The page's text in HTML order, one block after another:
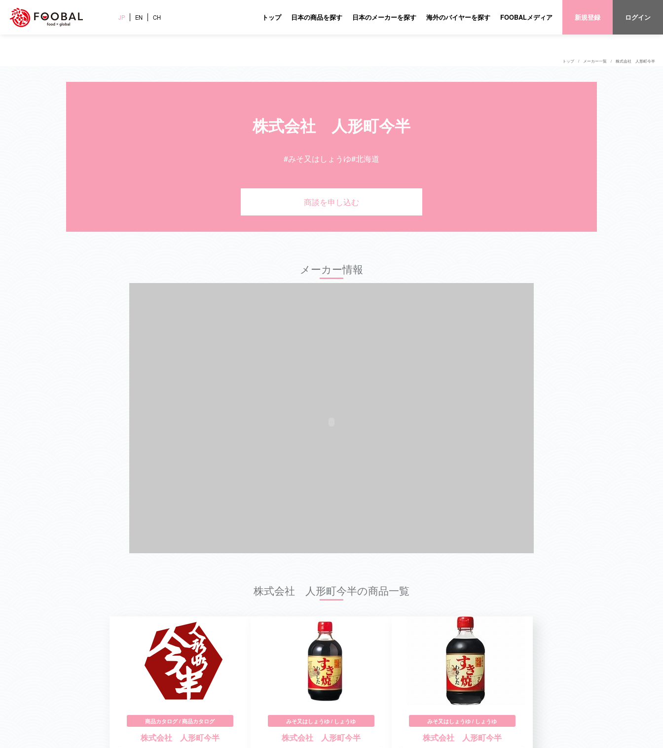
JP EN CH トップ 日本の商品を探す 日本のメーカーを探す 海外のバイヤーを探す FOOBALメディア 新規登録 ログイン
トップ メーカー一覧 株式会社 人形町今半
株式会社 人形町今半
#みそ又はしょうゆ#北海道
商談を申し込む
メーカー情報
株式会社 人形町今半の商品一覧
商品カタログ / 商品カタログ
株式会社 人形町今半
みそ又はしょうゆ / しょうゆ
株式会社 人形町今半
みそ又はしょうゆ / しょうゆ
株式会社 人形町今半